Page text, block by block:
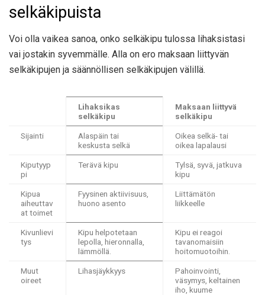
selkäkipuista
Voi olla vaikea sanoa, onko selkäkipu tulossa lihaksistasi
vai jostakin syvemmälle. Alla on ero maksaan liittyvän
selkäkipujen ja säännöllisen selkäkipujen välillä.
Lihaksikas
selkäkipu
Maksaan liittyvä
selkäkipu
Sijainti
Alaspäin tai
keskusta selkä
Oikea selkä- tai
oikea lapalausi
Kiputyyp
pi
Terävä kipu
Tylsä, syvä, jatkuva
kipu
Kipua
aiheuttav
at toimet
Fyysinen aktiivisuus,
huono asento
Liittämätön
liikkeelle
Kivunlievi
tys
Kipu helpotetaan
lepolla, hieronnalla,
lämmöllä.
Kipu ei reagoi
tavanomaisiin
hoitomuotoihin.
Muut
oireet
Lihasjäykkyys
Pahoinvointi,
väsymys, keltainen
iho, kuume